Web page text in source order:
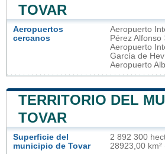
TOVAR
Aeropuertos
cercanos
Aeropuerto
Pérez Alfonso
Aeropuerto
García de
Aeropuerto
TERRITORIO DEL
TOVAR
Superficie del
municipio de Tovar
2 892 300
28923,00 km²